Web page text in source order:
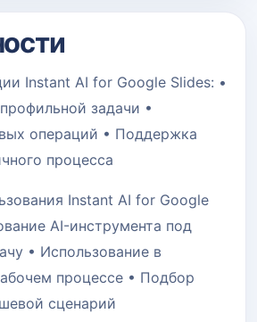
Instant AI for Google Slides: •
задачи •
операций • Поддержка
процесса
Instant AI for Google
AI-инструмента под
• Использование в
процессе • Подбор
сценарий